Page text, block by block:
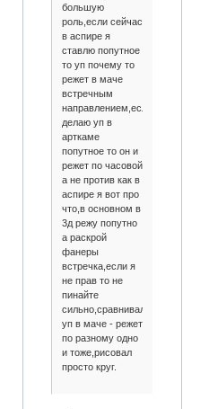
большую
роль,если сейчас
в аспире я
ставлю попутное
то уп почему то
режет в маче
встречным
направлением,если
делаю уп в
арткаме
попутное то он и
режет по часовой
а не против как в
аспире я вот про
что,в основном в
3д режу попутно
а раскрой
фанеры
встречка,если я
не прав то не
пинайте
сильно,сравнивал
уп в маче - режет
по разному одно
и тоже,рисовал
просто круг.